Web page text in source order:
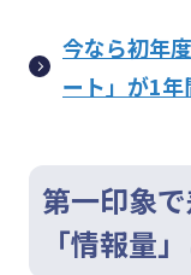
今なら初年
ート」が1年
第一印象
「情報量